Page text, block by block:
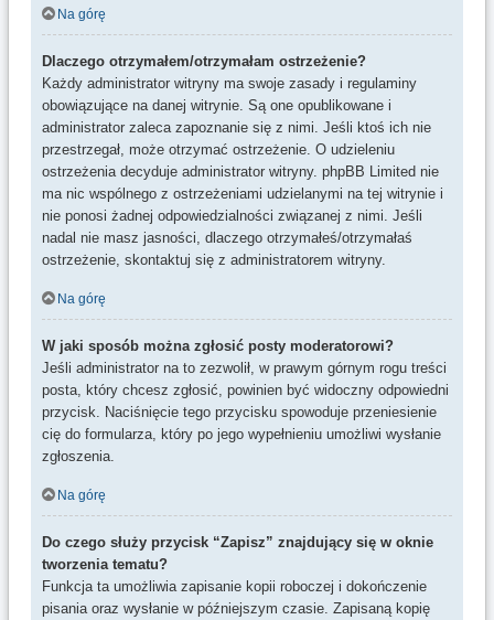
Na górę
Dlaczego otrzymałem/otrzymałam ostrzeżenie?
Każdy administrator witryny ma swoje zasady i regulaminy
obowiązujące na danej witrynie. Są one opublikowane i
administrator zaleca zapoznanie się z nimi. Jeśli ktoś ich nie
przestrzegał, może otrzymać ostrzeżenie. O udzieleniu
ostrzeżenia decyduje administrator witryny. phpBB Limited nie
ma nic wspólnego z ostrzeżeniami udzielanymi na tej witrynie i
nie ponosi żadnej odpowiedzialności związanej z nimi. Jeśli
nadal nie masz jasności, dlaczego otrzymałeś/otrzymałaś
ostrzeżenie, skontaktuj się z administratorem witryny.
Na górę
W jaki sposób można zgłosić posty moderatorowi?
Jeśli administrator na to zezwolił, w prawym górnym rogu treści
posta, który chcesz zgłosić, powinien być widoczny odpowiedni
przycisk. Naciśnięcie tego przycisku spowoduje przeniesienie
cię do formularza, który po jego wypełnieniu umożliwi wysłanie
zgłoszenia.
Na górę
Do czego służy przycisk “Zapisz” znajdujący się w oknie
tworzenia tematu?
Funkcja ta umożliwia zapisanie kopii roboczej i dokończenie
pisania oraz wysłanie w późniejszym czasie. Zapisaną kopię